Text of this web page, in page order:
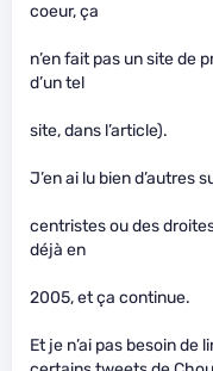
coeur, ça
n’en fait pas un site de
d’un tel
site, dans l’article).
J’en ai lu bien d’autres
centristes ou des
déjà en
2005, et ça continue.
Et je n’ai pas besoin